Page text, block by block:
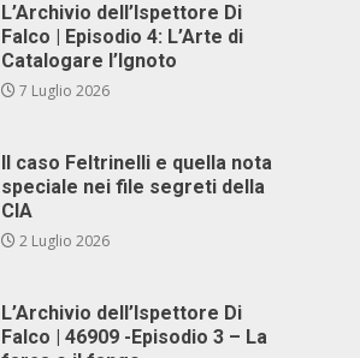
L’Archivio dell’Ispettore Di
Falco | Episodio 4: L’Arte di
Catalogare l’Ignoto
7 Luglio 2026
Il caso Feltrinelli e quella nota
speciale nei file segreti della
CIA
2 Luglio 2026
L’Archivio dell’Ispettore Di
Falco | 46909 -Episodio 3 – La